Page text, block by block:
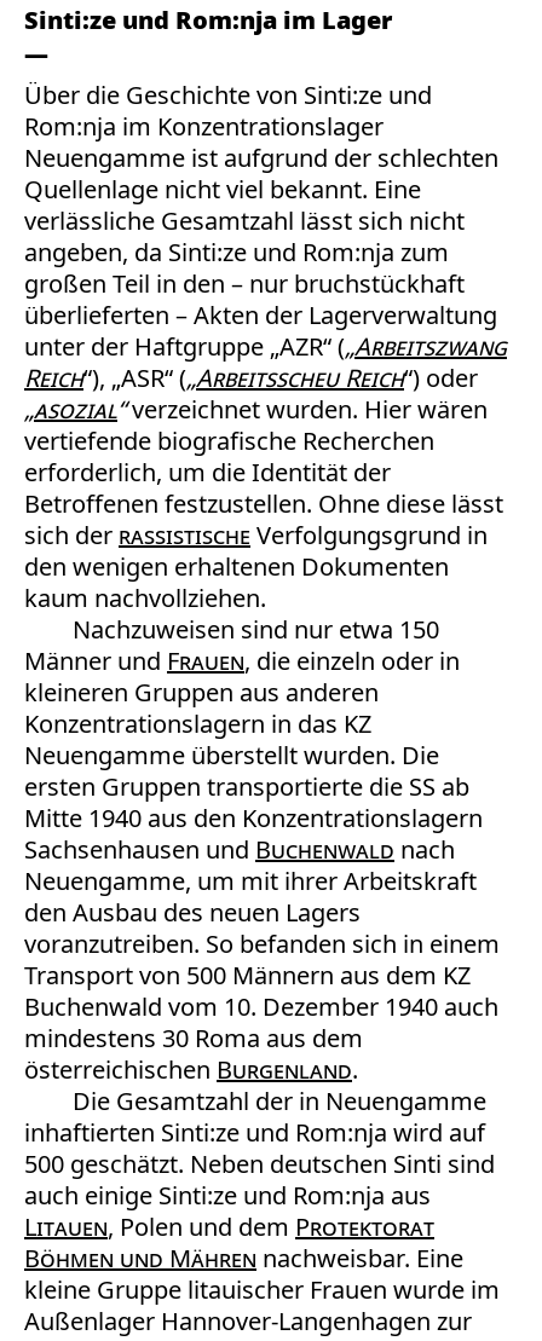
Sinti:ze und Rom:nja im Lager
Über die Geschichte von Sinti:ze und
Rom:nja im Konzentrationslager
Neuengamme ist aufgrund der schlechten
Quellenlage nicht viel bekannt. Eine
verlässliche Gesamtzahl lässt sich nicht
angeben, da Sinti:ze und Rom:nja zum
großen Teil in den – nur bruchstückhaft
überlieferten – Akten der Lagerverwaltung
unter der Haftgruppe „AZR“ („Arbeitszwang
Reich“), „ASR“ („Arbeitsscheu Reich“) oder
„asozial“verzeichnet wurden. Hier wären
vertiefende biografische Recherchen
erforderlich, um die Identität der
Betroffenen festzustellen. Ohne diese lässt
sich der rassistische Verfolgungsgrund in
den wenigen erhaltenen Dokumenten
kaum nachvollziehen.
Nachzuweisen sind nur etwa 150
Männer und Frauen, die einzeln oder in
kleineren Gruppen aus anderen
Konzentrationslagern in das KZ
Neuengamme überstellt wurden. Die
ersten Gruppen transportierte die SS ab
Mitte 1940 aus den Konzentrationslagern
Sachsenhausen und Buchenwald nach
Neuengamme, um mit ihrer Arbeitskraft
den Ausbau des neuen Lagers
voranzutreiben. So befanden sich in einem
Transport von 500 Männern aus dem KZ
Buchenwald vom 10. Dezember 1940 auch
mindestens 30 Roma aus dem
österreichischen Burgenland.
Die Gesamtzahl der in Neuengamme
inhaftierten Sinti:ze und Rom:nja wird auf
500 geschätzt. Neben deutschen Sinti sind
auch einige Sinti:ze und Rom:nja aus
Litauen, Polen und dem Protektorat
Böhmen und Mähren nachweisbar. Eine
kleine Gruppe litauischer Frauen wurde im
Außenlager Hannover-Langenhagen zur